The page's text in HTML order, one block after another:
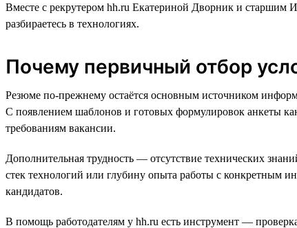
Вместе с рекрутером hh.ru Екатериной Дворник и старшим
разбираетесь в технологиях.
Почему первичный отбор
Резюме по-прежнему остаётся основным источником
С появлением шаблонов и готовых формулировок анкеты
требованиям вакансии.
Дополнительная трудность — отсутствие технических
стек технологий или глубину опыта работы с конкретным
кандидатов.
В помощь работодателям у hh.ru есть инструмент —